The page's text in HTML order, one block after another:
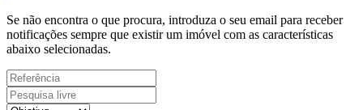
Se não encontra o que procura, introduza o seu email para receber
notificações sempre que existir um imóvel com as características
abaixo selecionadas.